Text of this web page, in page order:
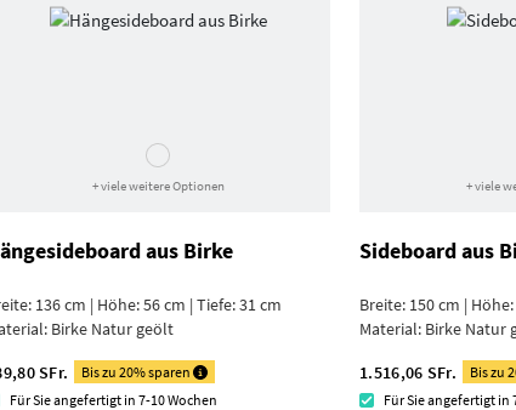
+ viele weitere Optionen
aus Birke
136 cm | Höhe: 56 cm | Tiefe: 31 cm
Birke Natur geölt
SFr.
Bis zu 20% sparen
Für Sie angefertigt in 7-10 Wochen
+ viele
Sideboard aus
Breite: 150 cm |
Material: Birke Natur
1.516,06 SFr.
Bis zu
Für Sie angefertigt in